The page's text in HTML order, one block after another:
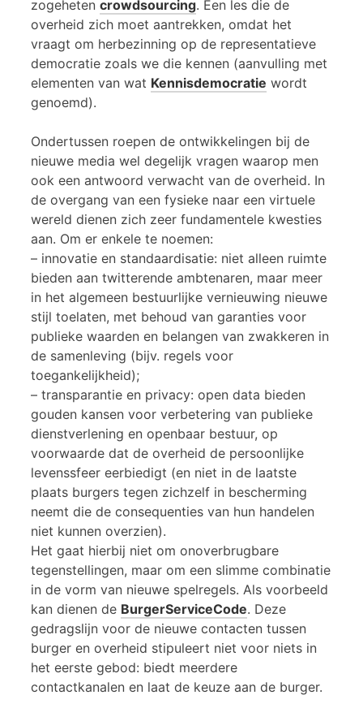
zogeheten crowdsourcing. Een les die de
overheid zich moet aantrekken, omdat het
vraagt om herbezinning op de representatieve
democratie zoals we die kennen (aanvulling met
elementen van wat Kennisdemocratie wordt
genoemd).
Ondertussen roepen de ontwikkelingen bij de
nieuwe media wel degelijk vragen waarop men
ook een antwoord verwacht van de overheid. In
de overgang van een fysieke naar een virtuele
wereld dienen zich zeer fundamentele kwesties
aan. Om er enkele te noemen:
– innovatie en standaardisatie: niet alleen ruimte
bieden aan twitterende ambtenaren, maar meer
in het algemeen bestuurlijke vernieuwing nieuwe
stijl toelaten, met behoud van garanties voor
publieke waarden en belangen van zwakkeren in
de samenleving (bijv. regels voor
toegankelijkheid);
– transparantie en privacy: open data bieden
gouden kansen voor verbetering van publieke
dienstverlening en openbaar bestuur, op
voorwaarde dat de overheid de persoonlijke
levenssfeer eerbiedigt (en niet in de laatste
plaats burgers tegen zichzelf in bescherming
neemt die de consequenties van hun handelen
niet kunnen overzien).
Het gaat hierbij niet om onoverbrugbare
tegenstellingen, maar om een slimme combinatie
in de vorm van nieuwe spelregels. Als voorbeeld
kan dienen de BurgerServiceCode. Deze
gedragslijn voor de nieuwe contacten tussen
burger en overheid stipuleert niet voor niets in
het eerste gebod: biedt meerdere
contactkanalen en laat de keuze aan de burger.